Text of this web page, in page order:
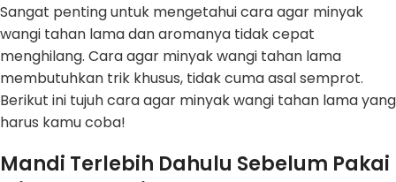
Sangat penting untuk mengetahui cara agar minyak
wangi tahan lama dan aromanya tidak cepat
menghilang. Cara agar minyak wangi tahan lama
membutuhkan trik khusus, tidak cuma asal semprot.
Berikut ini tujuh cara agar minyak wangi tahan lama yang
harus kamu coba!
Mandi Terlebih Dahulu Sebelum Pakai